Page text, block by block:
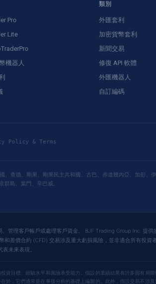
Pro
Lite
機器人
類別
外匯套利
加密貨幣套利
新聞交易
修復 API 軟體
外匯機器人
自訂編碼
Policy & Terms
查德、剛果、剛果民主共和國、古巴、赤道幾內亞、加彭、
島、葉門、辛巴威。
管理客戶帳戶或處理客戶資金。 BJF Trading Group Inc. 提
差價合約 (CFD) 交易涉及重大虧損風險，並非適合所有投
未來表現。
目標、經驗水平和風險承受能力。假設的業績結果有許多固有局
，它們通常是在事後分析的基礎上編製的。此外，假設交易不涉